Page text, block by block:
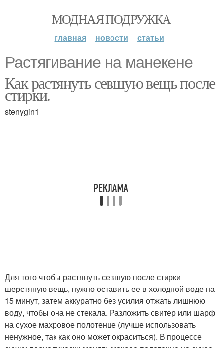
МОДНАЯ ПОДРУЖКА
главная новости статьи
Растягивание на манекене
Как растянуть севшую вещь после
стирки.
stenygin1
Для того чтобы растянуть севшую после стирки
шерстяную вещь, нужно оставить ее в холодной воде на
15 минут, затем аккуратно без усилия отжать лишнюю
воду, чтобы она не стекала. Разложить свитер или шарф
на сухое махровое полотенце (лучше использовать
ненужное, так как оно может окраситься). В процессе